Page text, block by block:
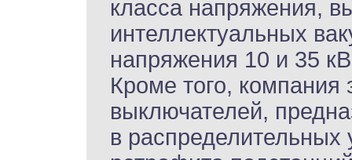
класса напряжения,
интеллектуальных
напряжения 10 и 35
Кроме того, компания
выключателей,
в распределительных